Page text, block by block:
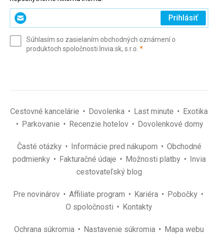
Zadajte
svoj
(povinné)
Prihlásiť
Súhlasím so zasielaním obchodných oznámení o
produktoch spoločnosti Invia.sk, s.r.o. *(povinné)
Cestovné kancelárie Dovolenka Last minute
Exotika
Parkovanie
Recenzie hotelov Dovolenkové domy
Časté otázky Informácie pred nákupom
Obchodné
podmienky
Fakturačné údaje Možnosti platby
Invia
cestovateľský blog
Pre novinárov Affiliate program Kariéra
Pobočky
O spoločnosti
Kontakty
Ochrana súkromia Nastavenie súkromia Mapa webu